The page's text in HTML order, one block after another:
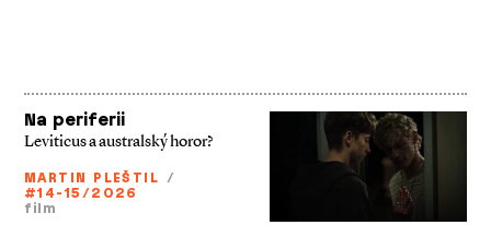
Na periferii
Leviticus a australský horor?
MARTIN PLEŠTIL /
#14-15/2026
film